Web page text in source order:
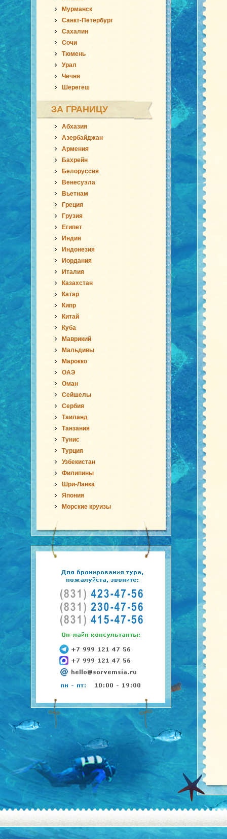
Мурманск
Санкт-Петербург
Сахалин
Сочи
Тюмень
Урал
Чечня
Шерегеш
ЗА ГРАНИЦУ
Абхазия
Азербайджан
Армения
Бахрейн
Белоруссия
Венесуэла
Вьетнам
Греция
Грузия
Египет
Индия
Индонезия
Иордания
Италия
Казахстан
Катар
Кипр
Китай
Куба
Маврикий
Мальдивы
Марокко
ОАЭ
Оман
Сейшелы
Сербия
Таиланд
Танзания
Тунис
Турция
Узбекистан
Филипины
Шри-Ланка
Япония
Морские круизы